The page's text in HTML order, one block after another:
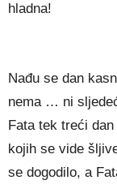
hladna!
Nađu se dan
nema … ni
Fata tek treći
kojih se vide
se dogodilo, a